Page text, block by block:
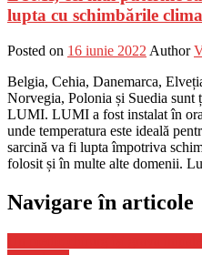
lupta cu schimbările
Posted on 16 iunie 2022 Author
Belgia, Cehia, Danemarca,
Norvegia, Polonia și Suedia sunt
LUMI. LUMI a fost instalat în
unde temperatura este ideală
sarcină va fi lupta împotriva
folosit și în multe alte domenii.
Navigare în articole